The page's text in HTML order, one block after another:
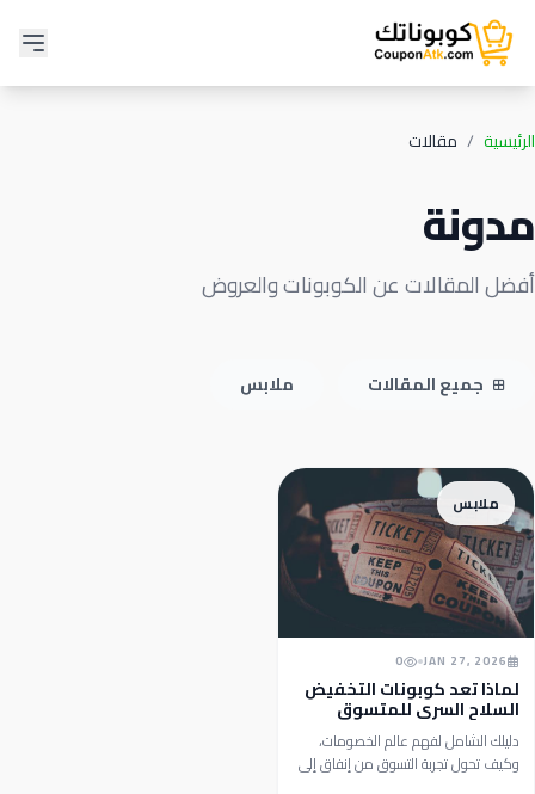
الرئيسية / مقالات
مدونة
أفضل المقالات عن الكوبونات والعروض
جميع المقالات ملابس
ملابس
JAN 27, 2026
0
لماذا تعد كوبونات التخفيض
السلاح السري للمتسوق
المحترف؟
دليلك الشامل لفهم عالم الخصومات،
وكيف تحول تجربة التسوق من إنفاق إلى